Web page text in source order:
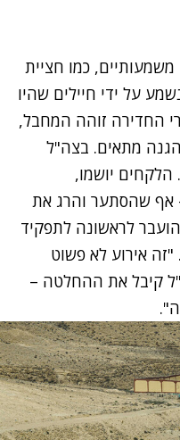
כמו חציית
על ידי חיילים שהיו
החדירה זוהה המחבל,
מתאים. בצה"ל
הלקחים יושמו,
אף שהסתער והרג את
לראשונה לתפקיד
אירוע לא פשוט
קיבל את ההחלטה –